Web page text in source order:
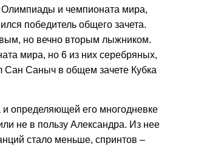
и чемпионата мира,
победитель общего зачета.
но вечно вторым лыжником.
мира, но 6 из них серебряных,
Сан Саныч в общем зачете Кубка
определяющей его многодневке
не в пользу Александра. Из нее
стало меньше, спринтов –